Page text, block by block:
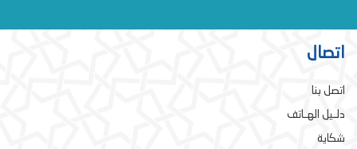
اتصال
اتصل بنا
دلـيل الهـاتف
شكاية